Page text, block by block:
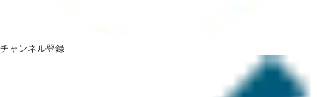
チャンネル登録